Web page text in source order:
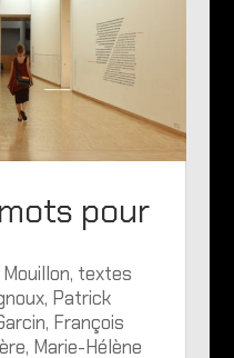
pour
textes
Patrick
François
Marie-Hélène